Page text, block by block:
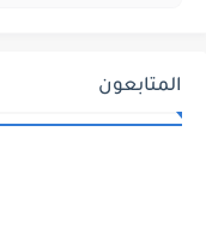
المتابعون